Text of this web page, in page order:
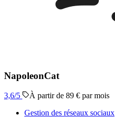
NapoleonCat
3,6/5
À partir de 89 € par mois
Gestion des réseaux sociaux